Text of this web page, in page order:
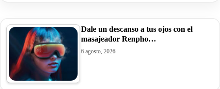
Dale un descanso a tus ojos con el
masajeador Renpho…
6 agosto, 2026